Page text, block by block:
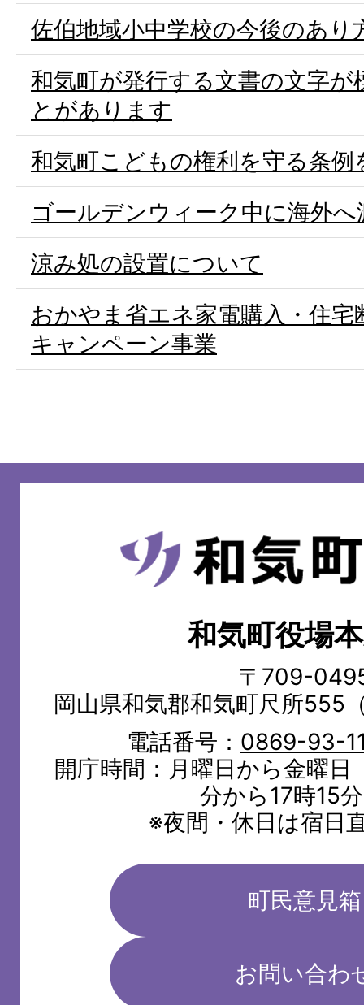
佐伯地域小中学校の今後のあり
和気町が発行する文書の文字
とがあります
和気町こどもの権利を守る条
ゴールデンウィーク中に海外
涼み処の設置について
おかやま省エネ家電購入・住
キャンペーン事業
和
気
和気町役場
〒709-
岡山県和気郡和気町尺所555
電話番号： 0869-93-
開庁時間：月曜日から金曜
分から17時15
※夜間・休日は宿日
町民意見箱
お問い合わ